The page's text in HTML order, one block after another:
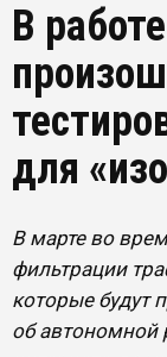
В
для
В марте во
фильтрации
которые будут
об автономной